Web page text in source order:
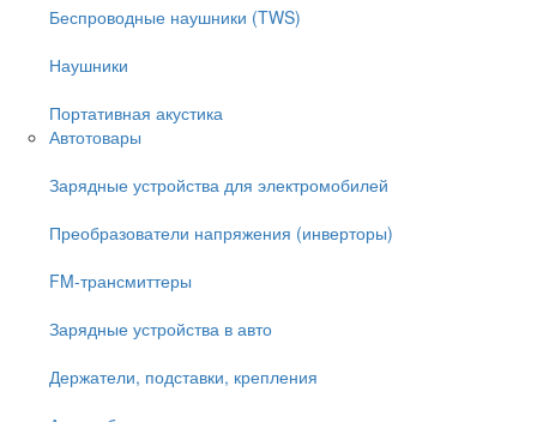
Беспроводные наушники (TWS)
Наушники
Портативная акустика
Автотовары
Зарядные устройства для электромобилей
Преобразователи напряжения (инверторы)
FM-трансмиттеры
Зарядные устройства в авто
Держатели, подставки, крепления